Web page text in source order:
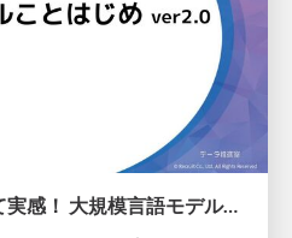
つくって納得、つかって実感！ 大規模言語モデルことはじめ ver2.0